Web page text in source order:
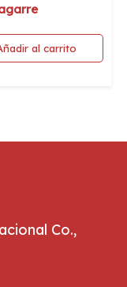
al carrito
Co.,